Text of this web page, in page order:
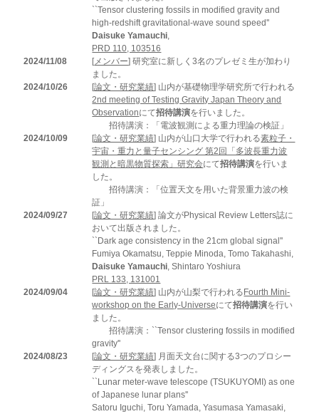
``Tensor clustering fossils in modified gravity and
high-redshift gravitational-wave sound speed''
Daisuke Yamauchi,
PRD 110, 103516
2024/11/08
[メンバー] 研究室に新しく3名のプレゼミ生が加わり
ました。
2024/10/26
[論文・研究業績] 山内が基礎物理学研究所で行われる
2nd meeting of Testing Gravity Japan Theory and
Observationにて招待講演を行いました。
招待講演：「電波観測による重力理論の検証」
2024/10/09
[論文・研究業績] 山内が山口大学で行われる素粒子・
宇宙・重力と量子センシング 第2回「多波長重力波
観測と暗黒物質探索」研究会にて招待講演を行いま
した。
招待講演：「位置天文を用いた背景重力波の検
証」
2024/09/27
[論文・研究業績] 論文がPhysical Review Letters誌に
おいて出版されました。
``Dark age consistency in the 21cm global signal''
Fumiya Okamatsu, Teppie Minoda, Tomo Takahashi,
Daisuke Yamauchi, Shintaro Yoshiura
PRL 133, 131001
2024/09/04
[論文・研究業績] 山内が山梨で行われるFourth Mini-
workshop on the Early-Universeにて招待講演を行い
ました。
招待講演：``Tensor clustering fossils in modified
gravity''
2024/08/23
[論文・研究業績] 月面天文台に関する3つのプロシー
ディングスを発表しました。
``Lunar meter-wave telescope (TSUKUYOMI) as one
of Japanese lunar plans''
Satoru Iguchi, Toru Yamada, Yasumasa Yamasaki,